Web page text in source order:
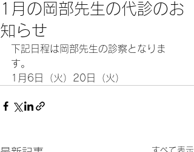
1月の岡部先生の代診のお
知らせ
下記日程は岡部先生の診察となりま
す。
1月6日（火）20日（火）
すべて表示